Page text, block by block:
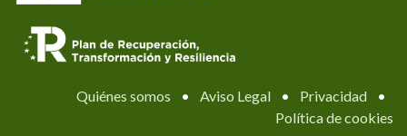
Quiénes somos • Aviso Legal • Privacidad
•
Política de cookies